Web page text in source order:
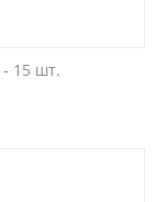
15 шт.